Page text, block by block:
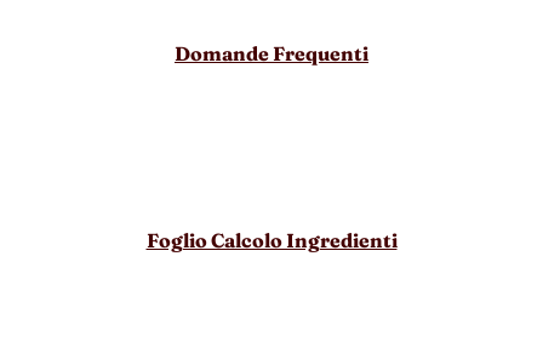
Domande Frequenti
Foglio Calcolo Ingredienti